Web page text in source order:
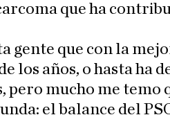
que ha
gente que con la
los años, o hasta ha
pero mucho me temo
el balance del